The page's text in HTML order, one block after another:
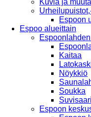
Espoon
Espoo alueittain
Kaitaa
Nöykkiö
Soukka
Espoon